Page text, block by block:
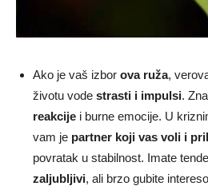
Ako je vaš izbor ova ruža,
životu vode strasti i impulsi.
reakcije i burne emocije. U
vam je partner koji vas voli i
povratak u stabilnost. Imate
zaljubljivi, ali brzo gubite